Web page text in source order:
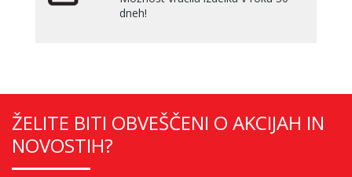
dneh!
ŽELITE BITI OBVEŠČENI O AKCIJAH IN
NOVOSTIH?